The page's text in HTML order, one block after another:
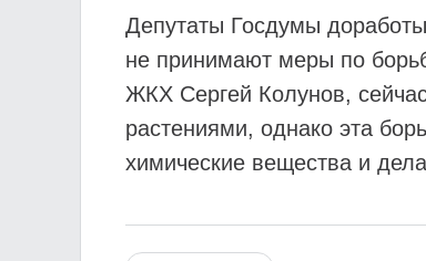
Депутаты Госдумы
не принимают меры по
ЖКХ Сергей Колунов,
растениями, однако эта
химические вещества и